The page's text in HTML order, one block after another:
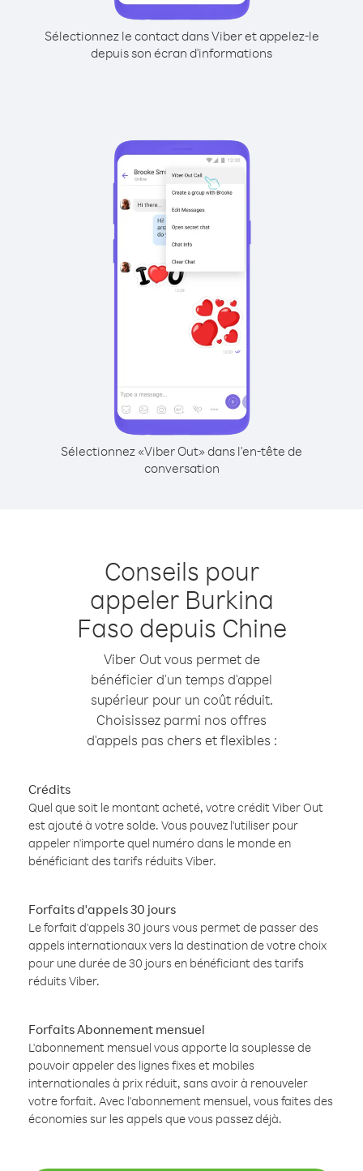
Sélectionnez le contact dans Viber et appelez-le
depuis son écran d'informations
Sélectionnez «Viber Out» dans l'en-tête de
conversation
Conseils pour
appeler Burkina
Faso depuis Chine
Viber Out vous permet de
bénéficier d'un temps d'appel
supérieur pour un coût réduit.
Choisissez parmi nos offres
d'appels pas chers et flexibles :
Crédits
Quel que soit le montant acheté, votre crédit Viber Out
est ajouté à votre solde. Vous pouvez l'utiliser pour
appeler n'importe quel numéro dans le monde en
bénéficiant des tarifs réduits Viber.
Forfaits d'appels 30 jours
Le forfait d'appels 30 jours vous permet de passer des
appels internationaux vers la destination de votre choix
pour une durée de 30 jours en bénéficiant des tarifs
réduits Viber.
Forfaits Abonnement mensuel
L'abonnement mensuel vous apporte la souplesse de
pouvoir appeler des lignes fixes et mobiles
internationales à prix réduit, sans avoir à renouveler
votre forfait. Avec l'abonnement mensuel, vous faites des
économies sur les appels que vous passez déjà.